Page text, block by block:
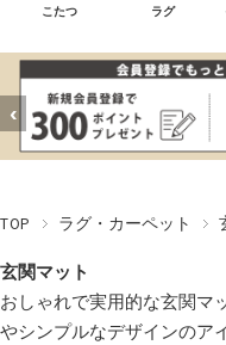
こたつ ラグ
‹
TOP ラグ・カーペット
玄関マット
おしゃれで実用的な玄関マ
やシンプルなデザインのア